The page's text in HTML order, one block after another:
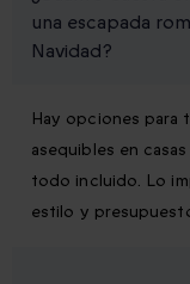
una escapada
Navidad?
Hay opciones para
asequibles en
todo incluido. Lo
estilo y